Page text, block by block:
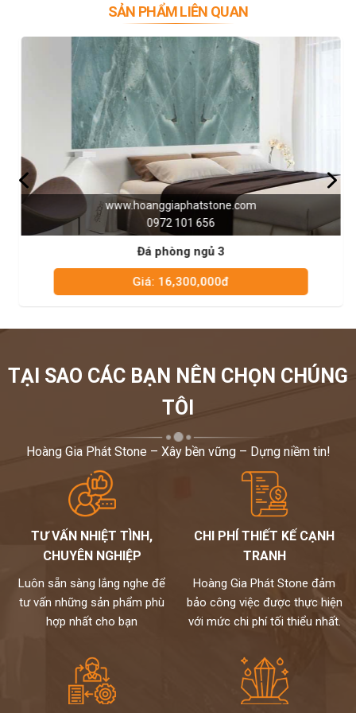
gốc từ tự nhiên và nhân tạo. Mỗi loại đá lại có các đặc điểm khác
có độ bền cao, chịu được nhiệt độ và thời tiết khắc
nghiệt,bền bỉ theo thời gian,những vân tự nhiên rất sang trọng
đá nhân tạođược làm từ cốt đá tự nhiên và các chất
phụ gia, có độ thẩm mỹ cao, dễ lau chùi và có nhiều màu sắc, họa
tiết và kích thước. Thế nhưng, đá nhân tạo cũng dễ bị trầy xước,
bong tróc và không chịu được nhiệt độ cao.
Vì thế, bạn có thể cân nhắc về mặt tài chính, sở thích và không gian
phòng ngủ để chọn chất liệu đá là tự nhiên hay nhân tạo cho phù
hợp.
Giá thành của đá ốp tường
Một điều bạn cũng cần quan tâm trước khi có ý định mua và thi
phẩm. Tùy vào khả năng tài chính, bạn nên chọn những loại đá có
giá thành hợp lý, phù hợp với túi tiền và nhu cầu của mình.
Trong quá trình mua, bạn nên tìm hiểu và so sánh giá, chất lượng
sản phẩm của những nhà cung cấp uy tín để có sự lựa chọn phù
hợp. Đồng thời, bạn cũng nên tính toán chi phí thi công và lắp đặt
đẹp, sang trọng và ấm cúng với chi phí tiết kiệm nhất.
Hãy gọi cho chúng tôi0972101656 để được tư vấn,cụ
thể..giải đáp mọi thắc mắc của bạn
SẢN PHẨM LIÊN QUAN
www.hoanggiaphatstone.com
0972 101 656
Đá phòng ngủ 3
Giá: 16,300,000đ
TẠI SAO CÁC BẠN NÊN CHỌN CHÚNG
TÔI
Hoàng Gia Phát Stone – Xây bền vững – Dựng niềm tin!
TƯ VẤN NHIỆT TÌNH,
CHUYÊN NGHIỆP
Luôn sẵn sàng lắng nghe để
tư vấn những sản phẩm phù
hợp nhất cho bạn
CHI PHÍ THIẾT KẾ CẠNH
TRANH
Hoàng Gia Phát Stone đảm
bảo công việc được thực hiện
với mức chi phí tối thiểu nhất.